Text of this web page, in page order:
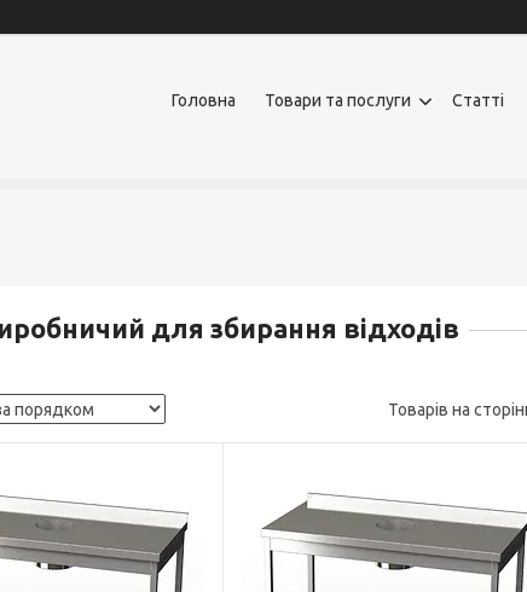
Головна Товари та послуги Статті
для збирання відходів